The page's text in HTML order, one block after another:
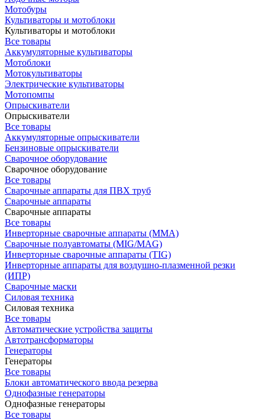
Мотобуры
Культиваторы и мотоблоки
Культиваторы и мотоблоки
Все товары
Аккумуляторные культиваторы
Мотоблоки
Мотокультиваторы
Электрические культиваторы
Мотопомпы
Опрыскиватели
Опрыскиватели
Все товары
Аккумуляторные опрыскиватели
Бензиновые опрыскиватели
Сварочное оборудование
Сварочное оборудование
Все товары
Сварочные аппараты для ПВХ труб
Сварочные аппараты
Сварочные аппараты
Все товары
Инверторные сварочные аппараты (ММА)
Сварочные полуавтоматы (MIG/MAG)
Инверторные сварочные аппараты (TIG)
Инверторные аппараты для воздушно-плазменной резки
(ИПР)
Сварочные маски
Силовая техника
Силовая техника
Все товары
Автоматические устройства защиты
Автотрансформаторы
Генераторы
Генераторы
Все товары
Блоки автоматического ввода резерва
Однофазные генераторы
Однофазные генераторы
Все товары